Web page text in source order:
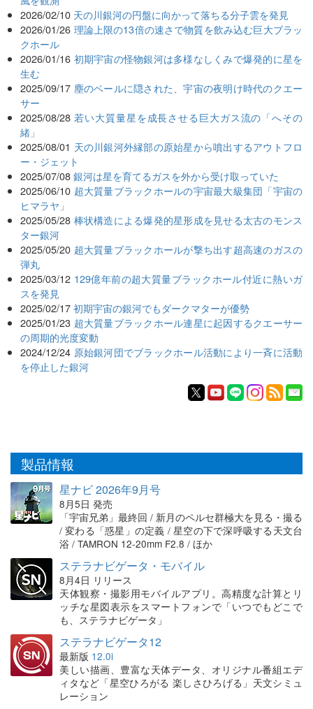
2026/02/10 天の川銀河の円盤に向かって落ちる分子雲を発見
2026/01/26 理論上限の13倍の速さで物質を飲み込む巨大ブラッ
クホール
2026/01/16 初期宇宙の怪物銀河は多様なしくみで爆発的に星を
生む
2025/09/17 塵のベールに隠された、宇宙の夜明け時代のクエー
サー
2025/08/28 若い大質量星を成長させる巨大ガス流の「へその
緒」
2025/08/01 天の川銀河外縁部の原始星から噴出するアウトフロ
ー・ジェット
2025/07/08 銀河は星を育てるガスを外から受け取っていた
2025/06/10 超大質量ブラックホールの宇宙最大級集団「宇宙の
ヒマラヤ」
2025/05/28 棒状構造による爆発的星形成を見せる太古のモンス
ター銀河
2025/05/20 超大質量ブラックホールが撃ち出す超高速のガスの
弾丸
2025/03/12 129億年前の超大質量ブラックホール付近に熱いガ
スを発見
2025/02/17 初期宇宙の銀河でもダークマターが優勢
2025/01/23 超大質量ブラックホール連星に起因するクエーサー
の周期的光度変動
2024/12/24 原始銀河団でブラックホール活動により一斉に活動
を停止した銀河
製品情報
星ナビ 2026年9月号
8月5日 発売
「宇宙兄弟」最終回 / 新月のペルセ群極大を見る・撮る
/ 変わる「惑星」の定義 / 星空の下で深呼吸する天文台
浴 / TAMRON 12-20mm F2.8 / ほか
ステラナビゲータ・モバイル
8月4日 リリース
天体観察・撮影用モバイルアプリ。高精度な計算とリ
ッチな星図表示をスマートフォンで「いつでもどこで
も、ステラナビゲータ」
ステラナビゲータ12
最新版 12.0i
美しい描画、豊富な天体データ、オリジナル番組エデ
ィタなど「星空ひろがる 楽しさひろげる」天文シミュ
レーション